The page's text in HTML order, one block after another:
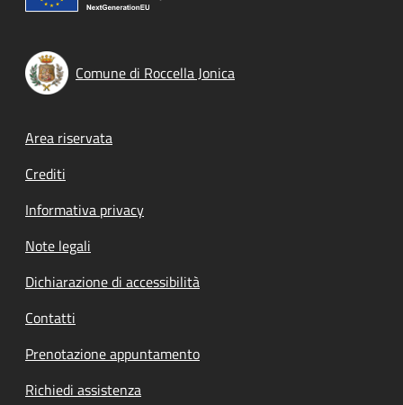
Comune di Roccella Jonica
Footer menu
Area riservata
Crediti
Informativa privacy
Note legali
Dichiarazione di accessibilità
Contatti
Prenotazione appuntamento
Richiedi assistenza